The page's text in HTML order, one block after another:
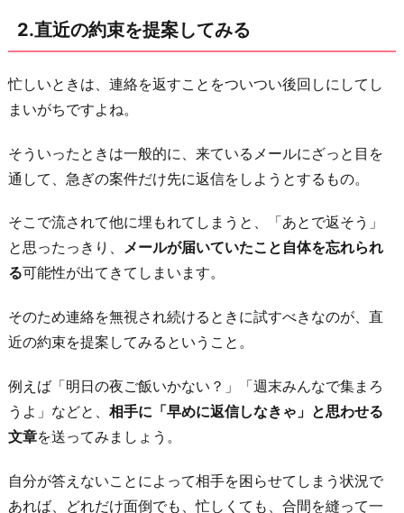
る
4.
S
N
の
ア
ウ
ン
ト
チ
ェ
ッ
ク
す
5.
正
2.直近の約束を提案してみる
忙しいときは、連絡を返すことをついつい後回しにしてし
まいがちですよね。
そういったときは一般的に、来ているメールにざっと目を
通して、急ぎの案件だけ先に返信をしようとするもの。
そこで流されて他に埋もれてしまうと、「あとで返そう」
と思ったっきり、 メールが届いていたこと自体を忘れられ
る可能性が出てきてしまいます。
そのため連絡を無視され続けるときに試すべきなのが、直
近の約束を提案してみるということ。
例えば「明日の夜ご飯いかない？」「週末みんなで集まろ
うよ」などと、 相手に「早めに返信しなきゃ」と思わせる
文章を送ってみましょう。
自分が答えないことによって相手を困らせてしまう状況で
あれば、どれだけ面倒でも、忙しくても、合間を縫って一